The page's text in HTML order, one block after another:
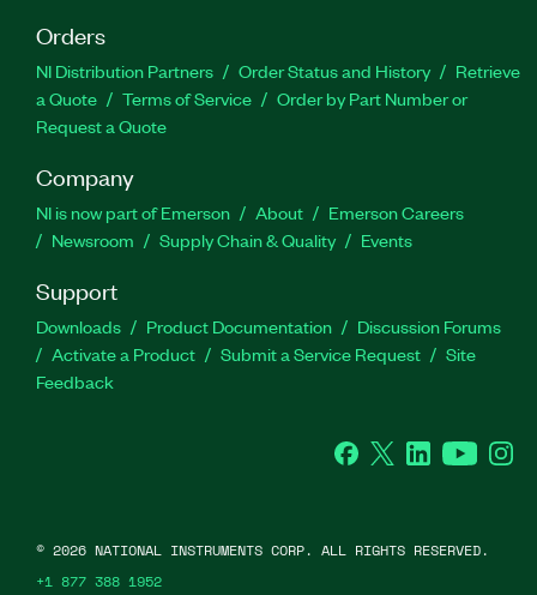
Orders
NI Distribution Partners Order Status and History
Retrieve
a Quote
Terms of Service
Order by Part Number or
Request a Quote
Company
NI is now part of Emerson About
Emerson Careers
Newsroom
Supply Chain & Quality Events
Support
Downloads Product Documentation
Discussion Forums
Activate a Product
Submit a Service Request
Site
Feedback
Facebook
Twitter LinkedInYouTube
© 2026 NATIONAL INSTRUMENTS CORP. ALL RIGHTS RESERVED.
+1 877 388 1952